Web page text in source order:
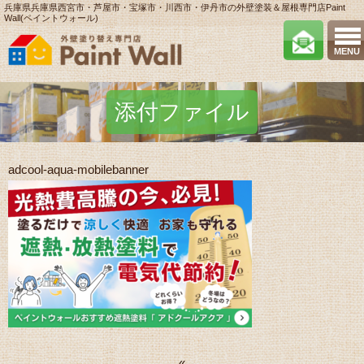
MENU
兵庫県兵庫県西宮市・芦屋市・宝塚市・川西市・伊丹市の外壁塗装＆屋根専門店Paint
Wall(ペイントウォール)
添付ファイル
adcool-aqua-mobilebanner